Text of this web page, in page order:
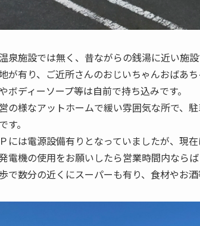
泉施設では無く、昔ながらの銭湯に近い施設
が有り、ご近所さんのおじいちゃんおばあ
ボディーソープ等は自前で持ち込みです。
の様なアットホームで緩い雰囲気な所で、
す。
には電源設備有りとなっていましたが、現在
電機の使用をお願いしたら営業時間内ならば
で数分の近くにスーパーも有り、食材やお酒